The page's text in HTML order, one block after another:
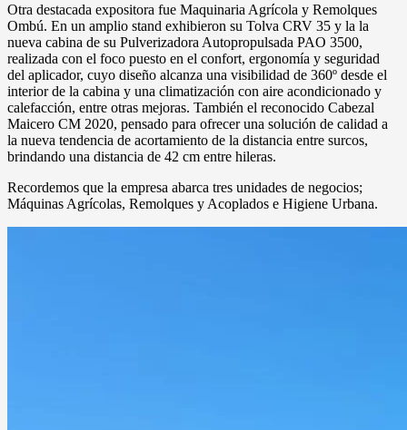
Otra destacada expositora fue Maquinaria Agrícola y Remolques
Ombú. En un amplio stand exhibieron su Tolva CRV 35 y la la
nueva cabina de su Pulverizadora Autopropulsada PAO 3500,
realizada con el foco puesto en el confort, ergonomía y seguridad
del aplicador, cuyo diseño alcanza una visibilidad de 360º desde el
interior de la cabina y una climatización con aire acondicionado y
calefacción, entre otras mejoras. También el reconocido Cabezal
Maicero CM 2020, pensado para ofrecer una solución de calidad a
la nueva tendencia de acortamiento de la distancia entre surcos,
brindando una distancia de 42 cm entre hileras.
Recordemos que la empresa abarca tres unidades de negocios;
Máquinas Agrícolas, Remolques y Acoplados e Higiene Urbana.